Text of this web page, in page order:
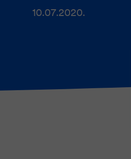
10.07.2020.